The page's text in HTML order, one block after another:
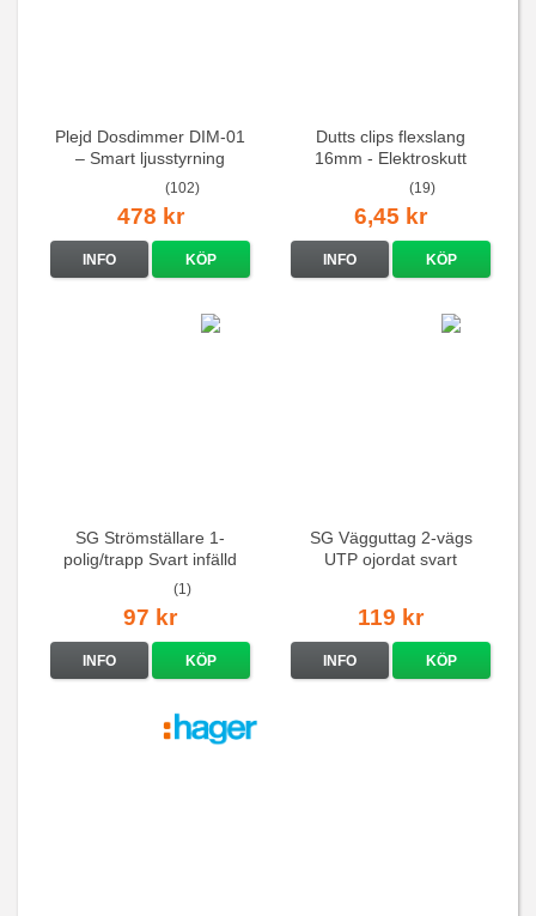
Plejd Dosdimmer DIM-01
– Smart ljusstyrning
(102)
478 kr
INFO KÖP
Dutts clips flexslang
16mm - Elektroskutt
(19)
6,45 kr
INFO KÖP
SG Strömställare 1-
polig/trapp Svart infälld
(1)
97 kr
INFO KÖP
SG Vägguttag 2-vägs
UTP ojordat svart
119 kr
INFO KÖP